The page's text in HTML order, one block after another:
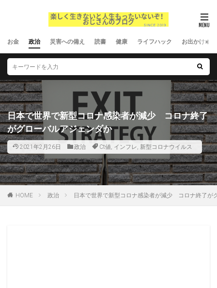
お金 政治 災害への備え 読書 健康 ライフハック お出かけ
日本で世界で新型コロナ感染者が減少 コロナ終了
がグローバルアジェンダか
2021年2月26日 政治 Ct値, インフレ, 新型コロナウイルス
HOME 政治 日本で世界で新型コロナ感染者が減少 コロナ終了が